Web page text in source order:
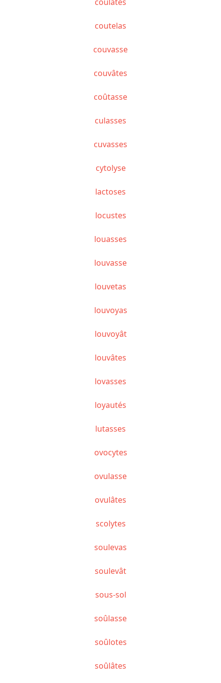
coutelas
couvasse
couvâtes
coûtasse
culasses
cuvasses
cytolyse
lactoses
locustes
louasses
louvasse
louvetas
louvoyas
louvoyât
louvâtes
lovasses
loyautés
lutasses
ovocytes
ovulasse
ovulâtes
scolytes
soulevas
soulevât
sous-sol
soûlasse
soûlotes
soûlâtes